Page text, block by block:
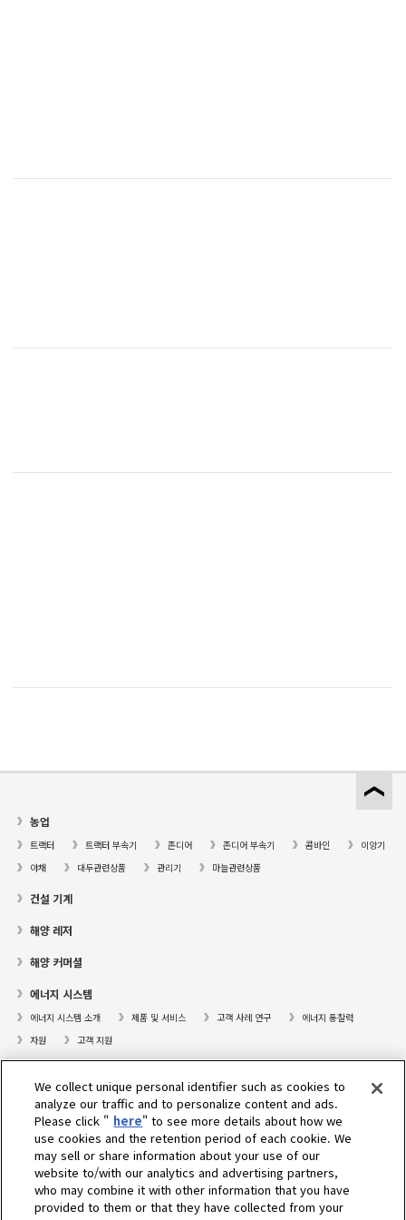
농업
트랙터 트랙터 부속기 존디어 존디어 부속기 콤바인
이앙기
야채
대두관련상품 관리기 마늘관련상품
건설 기계
해양 레저
해양 커머셜
에너지 시스템
에너지 시스템 소개 제품 및 서비스 고객 사례 연구
에너지 통찰력
자원
고객 지원
대리점검색
고객센터
고객지원
회사소개
We collect unique personal identifier such as cookies to
analyze our traffic and to personalize content and ads.
Please click " here" to see more details about how we
use cookies and the retention period of each cookie. We
may sell or share information about your use of our
website to/with our analytics and advertising partners,
who may combine it with other information that you have
provided to them or that they have collected from your